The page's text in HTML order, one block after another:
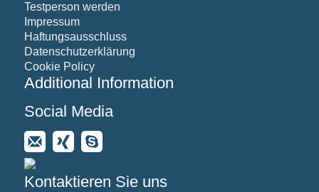
Testperson werden
Impressum
Haftungsausschluss
Datenschutzerklärung
Cookie Policy
Additional Information
Social Media
Kontaktieren Sie uns